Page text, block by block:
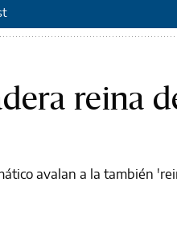
reina
avalan a la también